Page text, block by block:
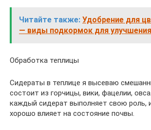
Читайте также: Удобрение для
— виды подкормок для
Обработка теплицы
Сидераты в теплице я высеваю
состоит из горчицы, вики, фацелии,
каждый сидерат выполняет свою роль,
хорошо влияет на состояние почвы.